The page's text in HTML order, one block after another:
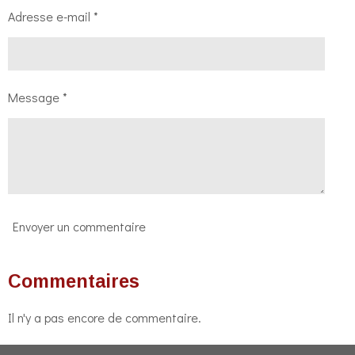
Adresse e-mail *
Message *
Envoyer un commentaire
Commentaires
Il n'y a pas encore de commentaire.